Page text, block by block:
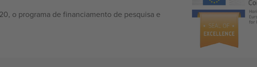
o programa de financiamento de pesquisa e